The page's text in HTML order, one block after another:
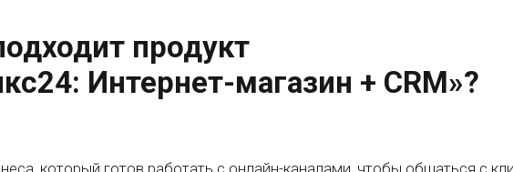
продукт
Интернет-магазин + CRM»?
который готов работать с онлайн-каналами, чтобы общаться с